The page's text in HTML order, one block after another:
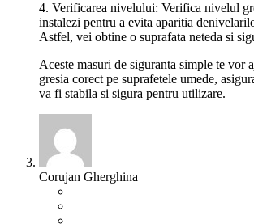
4. Verificarea nivelului: Verifica nivelul
instalezi pentru a evita aparitia
Astfel, vei obtine o suprafata neteda si
Aceste masuri de siguranta simple te vor
gresia corect pe suprafetele umede,
va fi stabila si sigura pentru utilizare.
Corujan Gherghina